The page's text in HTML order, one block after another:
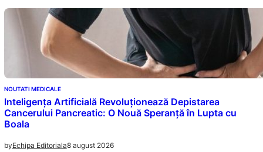
NOUTATI MEDICALE
Inteligența Artificială Revoluționează Depistarea
Cancerului Pancreatic: O Nouă Speranță în Lupta cu
Boala
byEchipa Editoriala8 august 2026